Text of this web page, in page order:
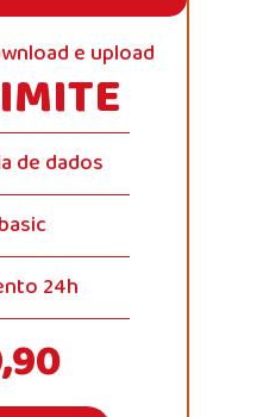
e upload
de dados
24h